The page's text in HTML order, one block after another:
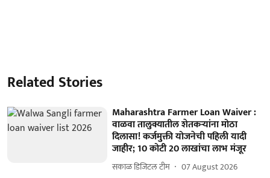
Related Stories
Maharashtra Farmer Loan Waiver :
वाळवा तालुक्यातील शेतकऱ्यांना मोठा
दिलासा! कर्जमुक्ती योजनेची पहिली यादी
जाहीर; 10 कोटी 20 लाखांचा लाभ मंजूर
सकाळ डिजिटल टीम 07 August 2026